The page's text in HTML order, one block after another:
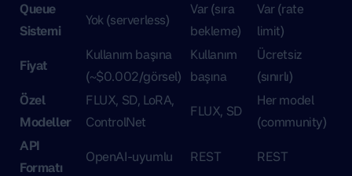
Queue
Sistemi
Yok (serverless)
Var (sıra
bekleme)
Var (rate
limit)
Fiyat
Kullanım başına
(~$0.002/görsel)
Kullanım
başına
Ücretsiz
(sınırlı)
Özel
Modeller
FLUX, SD, LoRA,
ControlNet
FLUX, SD
Her model
(community)
API
Formatı
OpenAI-uyumlu REST REST